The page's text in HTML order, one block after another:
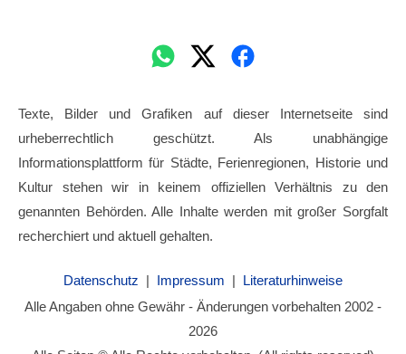
Texte, Bilder und Grafiken auf dieser Internetseite sind
urheberrechtlich geschützt. Als unabhängige
Informationsplattform für Städte, Ferienregionen, Historie und
Kultur stehen wir in keinem offiziellen Verhältnis zu den
genannten Behörden. Alle Inhalte werden mit großer Sorgfalt
recherchiert und aktuell gehalten.
Datenschutz | Impressum | Literaturhinweise
Alle Angaben ohne Gewähr - Änderungen vorbehalten 2002 -
2026